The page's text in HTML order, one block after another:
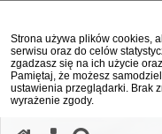
Strona używa plików cookies,
serwisu oraz do celów
zgadzasz się na ich użycie
Pamiętaj, że możesz
ustawienia przeglądarki. Brak
wyrażenie zgody.